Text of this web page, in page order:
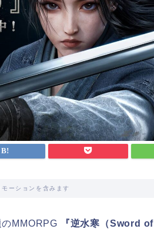
ーションを含みます
MMORPG
『逆水寒（Sword of